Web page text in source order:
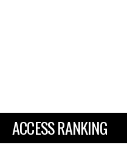
ACCESS RANKING